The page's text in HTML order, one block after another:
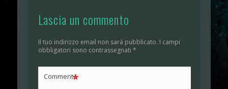
Lascia un commento
Il tuo indirizzo email non sarà pubblicato. I campi
obbligatori sono contrassegnati *
Commento
*